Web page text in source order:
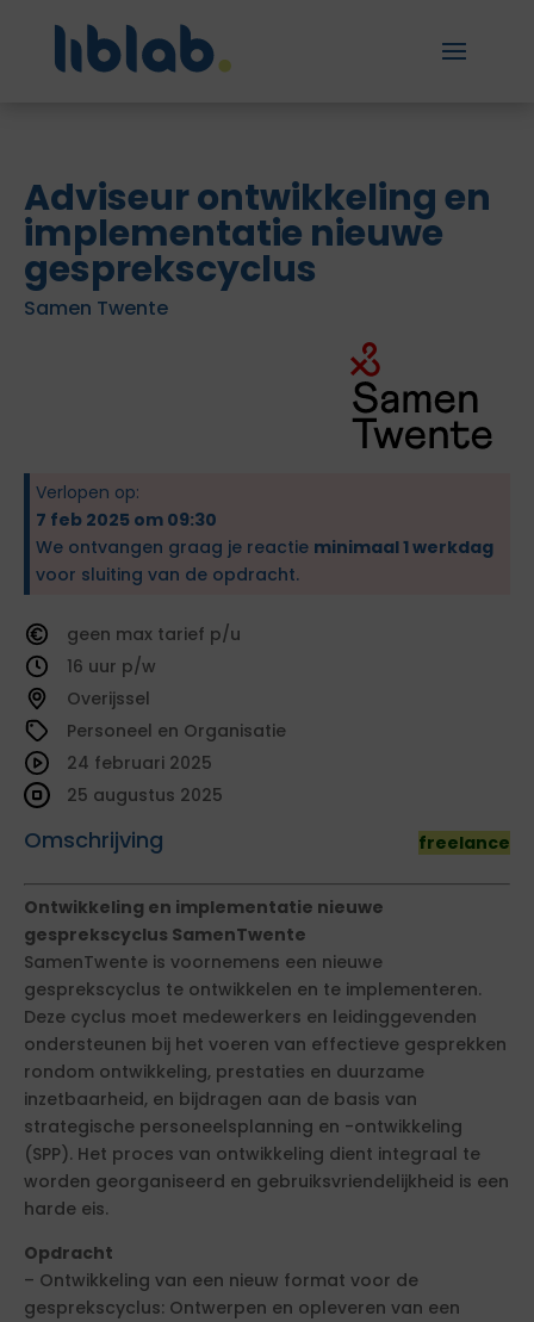
Adviseur ontwikkeling en
implementatie nieuwe
gesprekscyclus
Samen Twente
Verlopen op:
7 feb 2025 om 09:30
We ontvangen graag je reactie minimaal 1 werkdag
voor sluiting van de opdracht.
geen
tarief
16
Overijssel
Personeel en Organisatie
Omschrijving freelance
24 februari 2025
25 augustus 2025
Ontwikkeling en implementatie nieuwe
gesprekscyclus SamenTwente
SamenTwente is voornemens een nieuwe
gesprekscyclus te ontwikkelen en te implementeren.
Deze cyclus moet medewerkers en leidinggevenden
ondersteunen bij het voeren van effectieve gesprekken
rondom ontwikkeling, prestaties en duurzame
inzetbaarheid, en bijdragen aan de basis van
strategische personeelsplanning en -ontwikkeling
(SPP). Het proces van ontwikkeling dient integraal te
worden georganiseerd en gebruiksvriendelijkheid is een
harde eis.
Opdracht
– Ontwikkeling van een nieuw format voor de
gesprekscyclus: Ontwerpen en opleveren van een